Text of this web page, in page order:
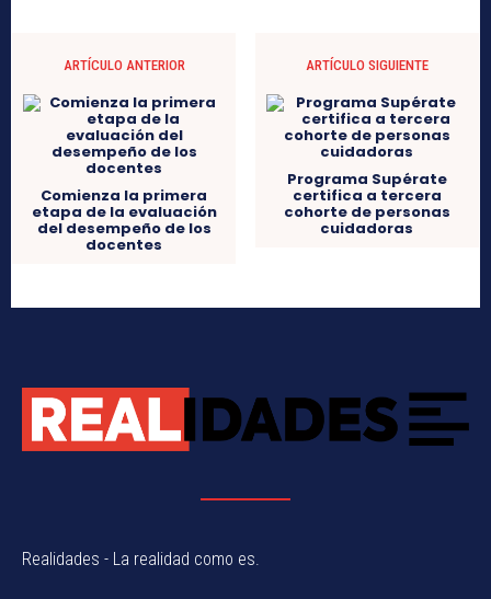
ARTÍCULO ANTERIOR
Comienza la primera
etapa de la evaluación
del desempeño de los
docentes
ARTÍCULO SIGUIENTE
Programa Supérate
certifica a tercera
cohorte de personas
cuidadoras
Realidades - La realidad como es.